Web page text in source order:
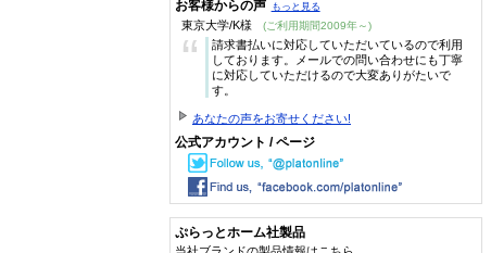
お客様からの声 もっと見る
東京大学/K様 (ご利用期間2009年～)
“
請求書払いに対応していただいているので利用
しております。メールでの問い合わせにも丁寧
に対応していただけるので大変ありがたいで
す。
あなたの声をお寄せください!
公式アカウント / ページ
ぷらっとホーム社製品